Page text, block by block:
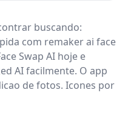
buscando:
com remaker ai face
Swap AI hoje e
AI facilmente. O app
de fotos. Icones por